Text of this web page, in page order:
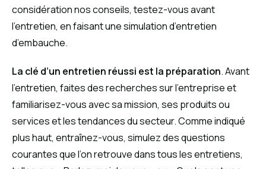
considération nos conseils, testez-vous avant
l’entretien, en faisant une simulation d’entretien
d’embauche.
La clé d’un entretien réussi est la préparation. Avant
l’entretien, faites des recherches sur l’entreprise et
familiarisez-vous avec sa mission, ses produits ou
services et les tendances du secteur. Comme indiqué
plus haut, entraînez-vous, simulez des questions
courantes que l’on retrouve dans tous les entretiens,